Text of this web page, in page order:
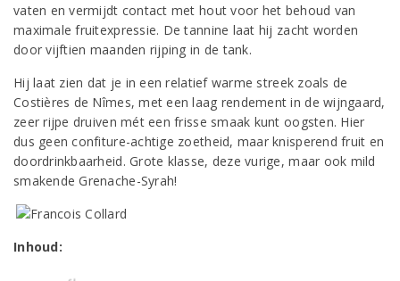
vaten en vermijdt contact met hout voor het behoud van
maximale fruitexpressie. De tannine laat hij zacht worden
door vijftien maanden rijping in de tank.
Hij laat zien dat je in een relatief warme streek zoals de
Costières de Nîmes, met een laag rendement in de wijngaard,
zeer rijpe druiven mét een frisse smaak kunt oogsten. Hier
dus geen confiture-achtige zoetheid, maar knisperend fruit en
doordrinkbaarheid. Grote klasse, deze vurige, maar ook mild
smakende Grenache-Syrah!
Inhoud: